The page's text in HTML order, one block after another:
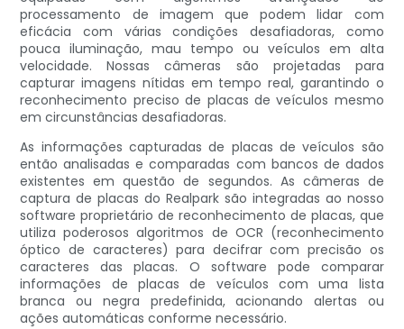
processamento de imagem que podem lidar com
eficácia com várias condições desafiadoras, como
pouca iluminação, mau tempo ou veículos em alta
velocidade. Nossas câmeras são projetadas para
capturar imagens nítidas em tempo real, garantindo o
reconhecimento preciso de placas de veículos mesmo
em circunstâncias desafiadoras.
As informações capturadas de placas de veículos são
então analisadas e comparadas com bancos de dados
existentes em questão de segundos. As câmeras de
captura de placas do Realpark são integradas ao nosso
software proprietário de reconhecimento de placas, que
utiliza poderosos algoritmos de OCR (reconhecimento
óptico de caracteres) para decifrar com precisão os
caracteres das placas. O software pode comparar
informações de placas de veículos com uma lista
branca ou negra predefinida, acionando alertas ou
ações automáticas conforme necessário.